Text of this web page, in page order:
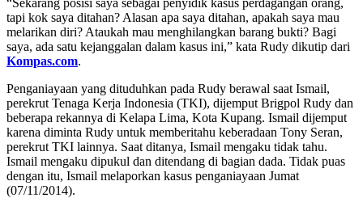
tapi kok saya ditahan? Alasan apa saya ditahan, apakah saya mau
melarikan diri? Ataukah mau menghilangkan barang bukti? Bagi
saya, ada satu kejanggalan dalam kasus ini,” kata Rudy dikutip dari
Kompas.com.
Penganiayaan yang dituduhkan pada Rudy berawal saat Ismail,
perekrut Tenaga Kerja Indonesia (TKI), dijemput Brigpol Rudy dan
beberapa rekannya di Kelapa Lima, Kota Kupang. Ismail dijemput
karena diminta Rudy untuk memberitahu keberadaan Tony Seran,
perekrut TKI lainnya. Saat ditanya, Ismail mengaku tidak tahu.
Ismail mengaku dipukul dan ditendang di bagian dada. Tidak puas
dengan itu, Ismail melaporkan kasus penganiayaan Jumat
(07/11/2014).